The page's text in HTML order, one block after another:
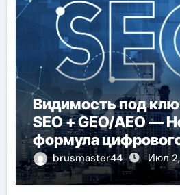
Видимость под
SEO + GEO/AEO —
формула
присутствия в
brusmaster44 Июл